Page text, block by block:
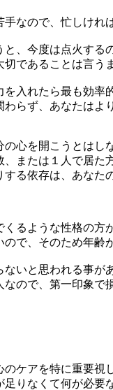
なので、忙しけれ
、今度は点火する
であることは言う
入れたら最も効率
らず、あなたはよ
心を開こうとはし
または１人で居た
る依存は、あなた
るような性格の方
で、そのため年齢
いと思われる事が
ので、第一印象で
ケアを特に重要視
りなくて何が必要